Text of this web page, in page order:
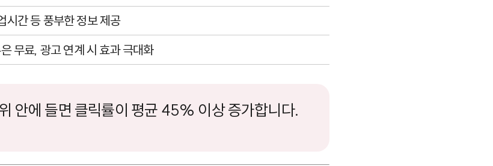
시간 등 풍부한 정보 제공
무료, 광고 연계 시 효과 극대화
안에 들면 클릭률이 평균 45% 이상 증가합니다.